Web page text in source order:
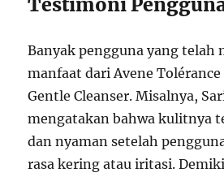
Banyak pengguna yang telah
manfaat dari Avene
Gentle Cleanser. Misalnya,
mengatakan bahwa kulitnya
dan nyaman setelah
rasa kering atau iritasi.